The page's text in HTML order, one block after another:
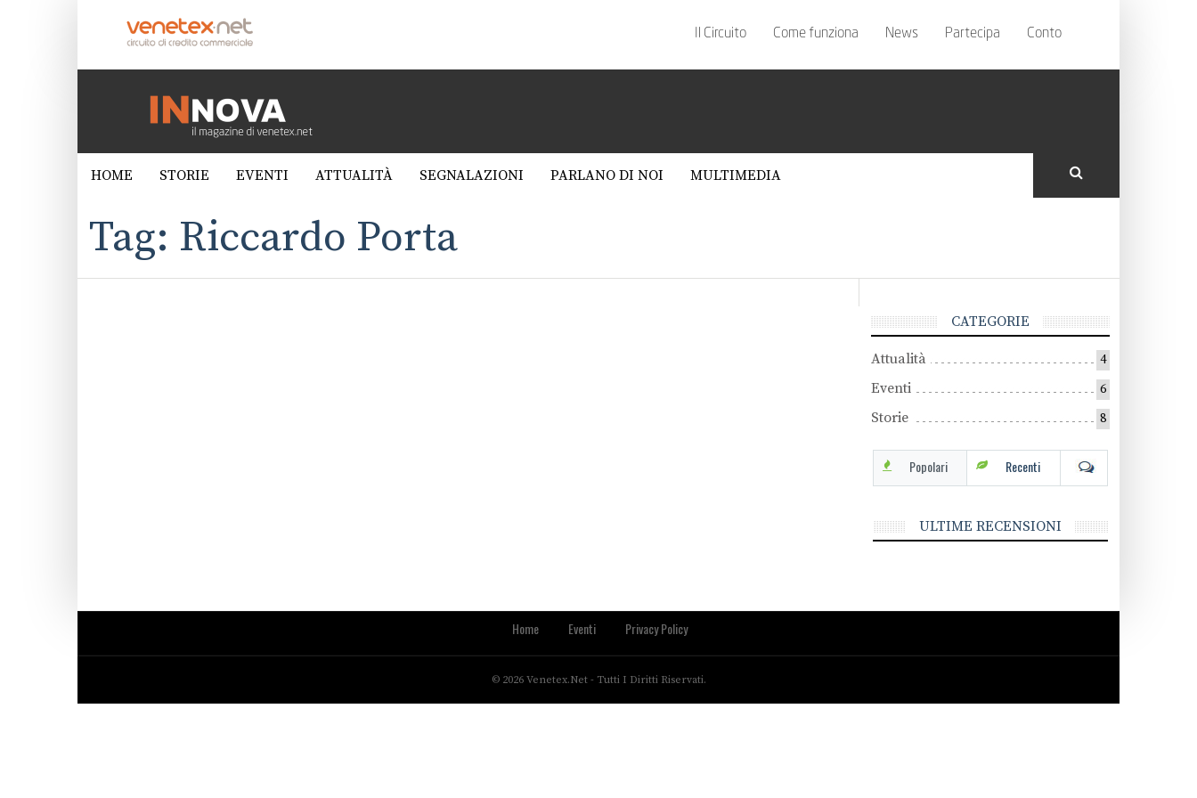
Il Circuito Come funziona News Partecipa Conto
HOME STORIE EVENTI ATTUALITÀ SEGNALAZIONI PARLANO DI NOI MULTIMEDIA
Tag: Riccardo Porta
CATEGORIE
Attualità 4
Eventi 6
Storie 8
Popolari Recenti
ULTIME RECENSIONI
Home Eventi Privacy Policy
© 2026 Venetex.net - Tutti I Diritti Riservati.